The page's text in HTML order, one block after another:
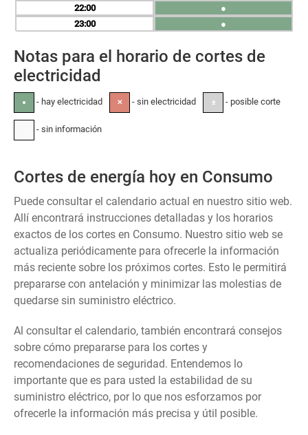
22
23
●
●
Notas para el horario de cortes de
electricidad
● - hay electricidad ✕ - sin electricidad ± - posible corte
- sin información
Cortes de energía hoy en Consumo
Puede consultar el calendario actual en nuestro sitio web.
Allí encontrará instrucciones detalladas y los horarios
exactos de los cortes en Consumo. Nuestro sitio web se
actualiza periódicamente para ofrecerle la información
más reciente sobre los próximos cortes. Esto le permitirá
prepararse con antelación y minimizar las molestias de
quedarse sin suministro eléctrico.
Al consultar el calendario, también encontrará consejos
sobre cómo prepararse para los cortes y
recomendaciones de seguridad. Entendemos lo
importante que es para usted la estabilidad de su
suministro eléctrico, por lo que nos esforzamos por
ofrecerle la información más precisa y útil posible.